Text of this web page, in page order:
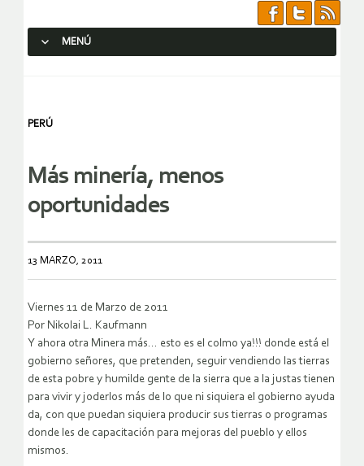
MENÚ
PERÚ
Más minería, menos
oportunidades
13 MARZO, 2011
Viernes 11 de Marzo de 2011
Por Nikolai L. Kaufmann
Y ahora otra Minera más… esto es el colmo ya!!! donde está el
gobierno señores, que pretenden, seguir vendiendo las tierras
de esta pobre y humilde gente de la sierra que a la justas tienen
para vivir y joderlos más de lo que ni siquiera el gobierno ayuda
da, con que puedan siquiera producir sus tierras o programas
donde les de capacitación para mejoras del pueblo y ellos
mismos.